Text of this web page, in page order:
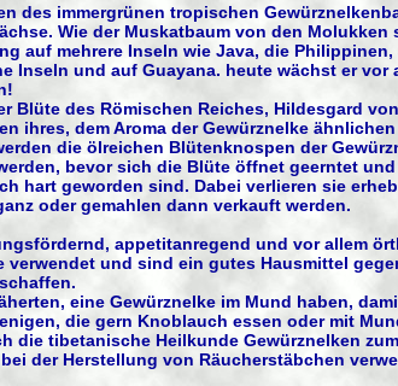
des immergrünen tropischen
Wie der Muskatbaum von den
auf mehrere Inseln wie Java, die
Inseln und auf Guayana. heute wächst er vor
Blüte des Römischen Reiches, Hildesgard
ihres, dem Aroma der Gewürznelke
die ölreichen Blütenknospen der
bevor sich die Blüte öffnet geerntet
hart geworden sind. Dabei verlieren sie
oder gemahlen dann verkauft werden.
appetitanregend und vor allem
und sind ein gutes Hausmittel
eine Gewürznelke im Mund haben,
die gern Knoblauch essen oder mit
die tibetanische Heilkunde Gewürznelken
der Herstellung von Räucherstäbchen